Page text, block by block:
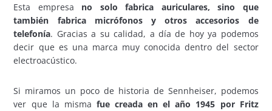
Esta empresa no solo fabrica auriculares, sino que
también fabrica micrófonos y otros accesorios de
telefonía. Gracias a su calidad, a día de hoy ya podemos
decir que es una marca muy conocida dentro del sector
electroacústico.
Si miramos un poco de historia de Sennheiser, podemos
ver que la misma fue creada en el año 1945 por Fritz